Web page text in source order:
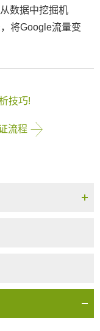
数据中挖掘机
将Google流量变
技巧!
流程